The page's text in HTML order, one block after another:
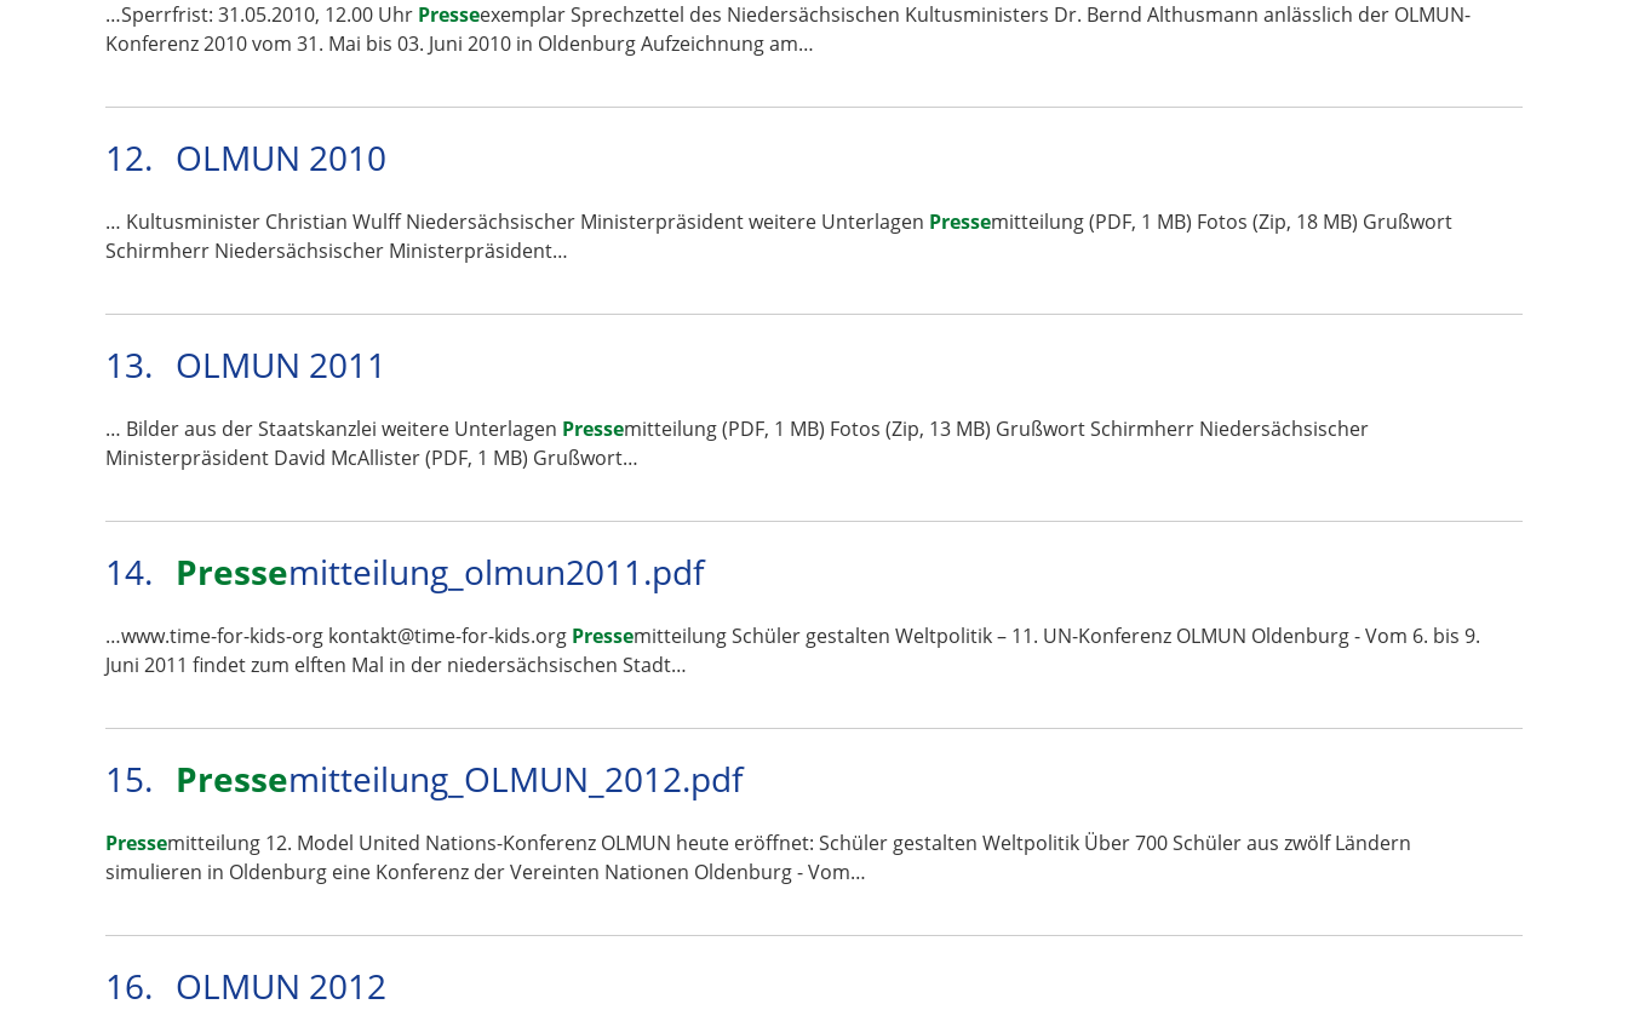
…Sperrfrist: 31.05.2010, 12.00 Uhr Presseexemplar Sprechzettel des Niedersächsischen Kultusministers Dr. Bernd Althusmann anlässlich der OLMUN-
Konferenz 2010 vom 31. Mai bis 03. Juni 2010 in Oldenburg Aufzeichnung am…
12. OLMUN 2010
… Kultusminister Christian Wulff Niedersächsischer Ministerpräsident weitere Unterlagen Pressemitteilung (PDF, 1 MB) Fotos (Zip, 18 MB) Grußwort
Schirmherr Niedersächsischer Ministerpräsident…
13. OLMUN 2011
… Bilder aus der Staatskanzlei weitere Unterlagen Pressemitteilung (PDF, 1 MB) Fotos (Zip, 13 MB) Grußwort Schirmherr Niedersächsischer
Ministerpräsident David McAllister (PDF, 1 MB) Grußwort…
14. Pressemitteilung_olmun2011.pdf
…www.time-for-kids-org kontakt@time-for-kids.org Pressemitteilung Schüler gestalten Weltpolitik – 11. UN-Konferenz OLMUN Oldenburg - Vom 6. bis 9.
Juni 2011 findet zum elften Mal in der niedersächsischen Stadt…
15. Pressemitteilung_OLMUN_2012.pdf
Pressemitteilung 12. Model United Nations-Konferenz OLMUN heute eröffnet: Schüler gestalten Weltpolitik Über 700 Schüler aus zwölf Ländern
simulieren in Oldenburg eine Konferenz der Vereinten Nationen Oldenburg - Vom…
16. OLMUN 2012